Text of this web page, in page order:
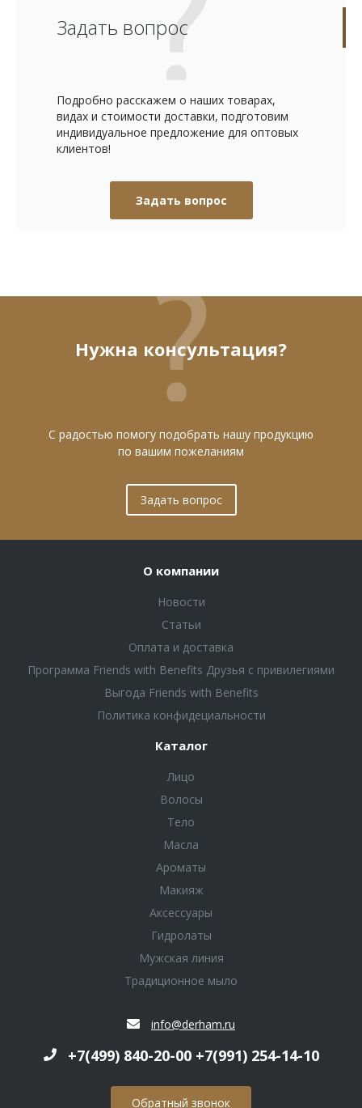
Задать вопрос
Подробно расскажем о наших товарах,
видах и стоимости доставки, подготовим
индивидуальное предложение для оптовых
клиентов!
Задать вопрос
Нужна консультация?
С радостью помогу подобрать нашу продукцию
по вашим пожеланиям
Задать вопрос
О компании
Новости
Статьи
Оплата и доставка
Программа Friends with Benefits Друзья с привилегиями
Выгода Friends with Benefits
Политика конфидециальности
Каталог
Лицо
Волосы
Тело
Масла
Ароматы
Макияж
Аксессуары
Гидролаты
Мужская линия
Традиционное мыло
info@derham.ru
+7(499) 840-20-00 +7(991) 254-14-10
Обратный звонок